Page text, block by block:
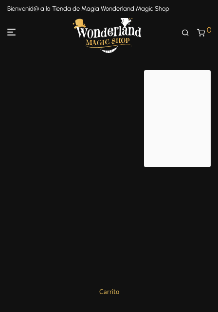
Bienvenid@ a la Tienda de Magia Wonderland Magic Shop
0
Carrito